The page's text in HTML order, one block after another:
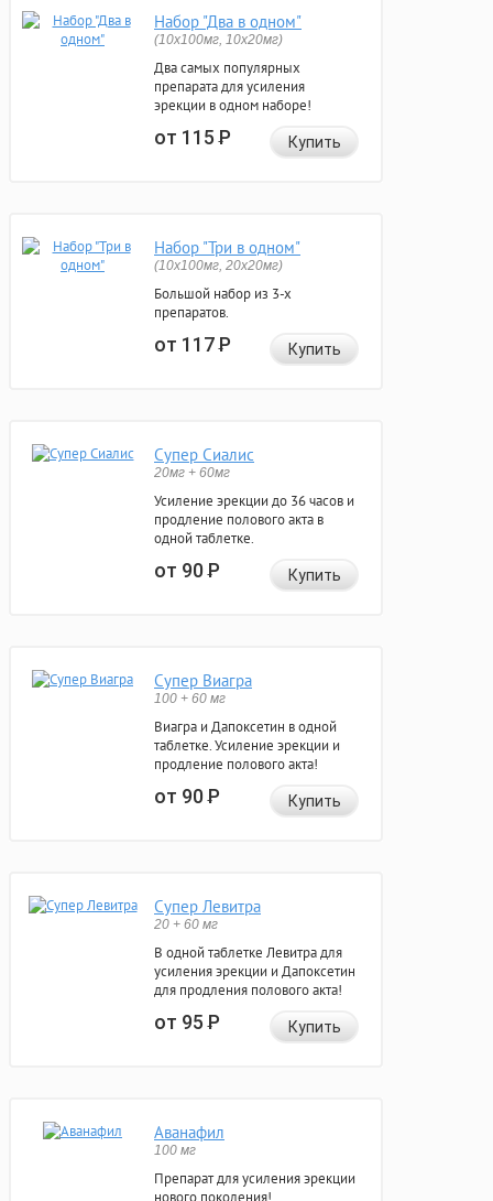
Набор "Два в одном"
(10x100мг, 10x20мг)
Два самых популярных
препарата для усиления
эрекции в одном наборе!
от 115Р Купить
Набор "Три в одном"
(10x100мг, 20x20мг)
Большой набор из 3-х
препаратов.
от 117Р Купить
Супер Сиалис
20мг + 60мг
Усиление эрекции до 36 часов и
продление полового акта в
одной таблетке.
от 90Р Купить
Супер Виагра
100 + 60 мг
Виагра и Дапоксетин в одной
таблетке. Усиление эрекции и
продление полового акта!
от 90Р Купить
Супер Левитра
20 + 60 мг
В одной таблетке Левитра для
усиления эрекции и Дапоксетин
для продления полового акта!
от 95Р Купить
Аванафил
100 мг
Препарат для усиления эрекции